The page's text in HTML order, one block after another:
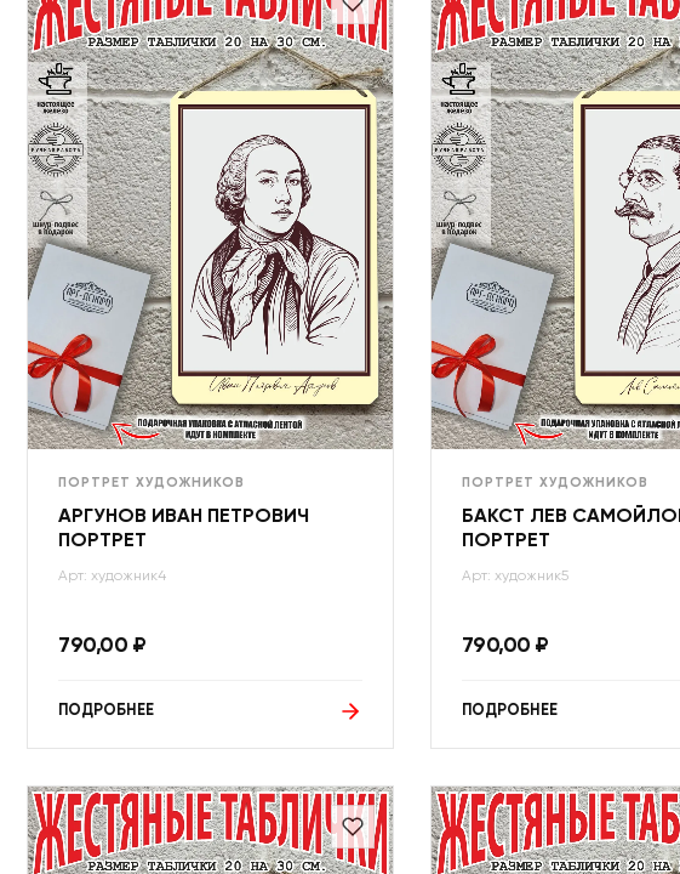
ПОРТРЕТ ХУДОЖНИКОВ
АРГУНОВ ИВАН ПЕТРОВИЧ
ПОРТРЕТ
Арт: художник4
790,00 ₽
ПОДРОБНЕЕ
ПОРТРЕТ ХУДОЖНИКОВ
БАКСТ ЛЕВ
ПОРТРЕТ
Арт: художник5
790,00 ₽
ПОДРОБНЕЕ